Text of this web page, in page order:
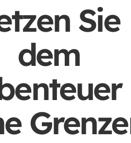
Sie
dem